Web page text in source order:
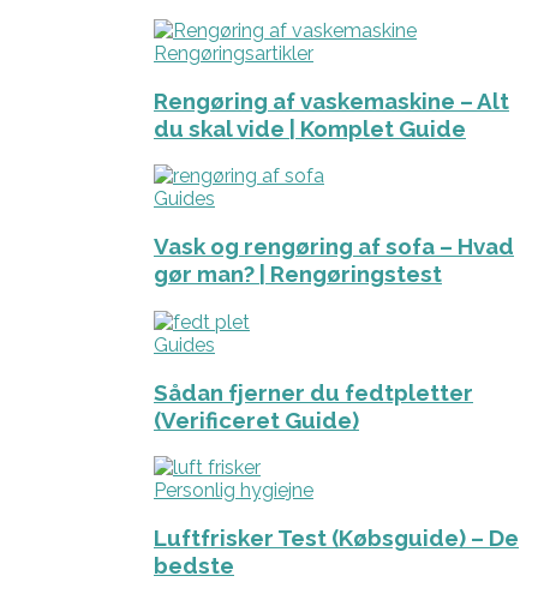
Rengøringsartikler
Rengøring af vaskemaskine – Alt
du skal vide | Komplet Guide
Guides
Vask og rengøring af sofa – Hvad
gør man? | Rengøringstest
Guides
Sådan fjerner du fedtpletter
(Verificeret Guide)
Personlig hygiejne
Luftfrisker Test (Købsguide) – De
bedste